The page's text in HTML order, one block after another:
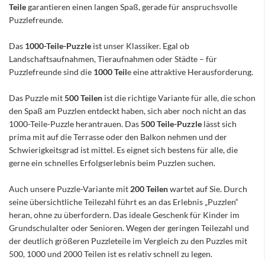
Teilegarantieren einen langen Spaß, gerade für anspruchsvolle
Puzzlefreunde.
Das 1000-Teile-Puzzle ist unser Klassiker. Egal ob
Landschaftsaufnahmen, Tieraufnahmen oder Städte – für
Puzzlefreunde sind die 1000 Teile eine attraktive Herausforderung.
Das Puzzle mit500 Teilen ist die richtige Variante für alle, die schon
den Spaß am Puzzlen entdeckt haben, sich aber noch nicht an das
1000-Teile-Puzzle herantrauen. Das500 Teile-Puzzle lässt sich
prima mit auf die Terrasse oder den Balkon nehmen und der
Schwierigkeitsgrad ist mittel. Es eignet sich bestens für alle, die
gerne ein schnelles Erfolgserlebnis beim Puzzlen suchen.
Auch unsere Puzzle-Variante mit 200 Teilenwartet auf Sie. Durch
seine übersichtliche Teilezahl führt es an das Erlebnis „Puzzlen“
heran, ohne zu überfordern. Das ideale Geschenk für Kinder im
Grundschulalter oder Senioren. Wegen der geringen Teilezahl und
der deutlich größeren Puzzleteile im Vergleich zu den Puzzles mit
500, 1000 und 2000 Teilen ist es relativ schnell zu legen.